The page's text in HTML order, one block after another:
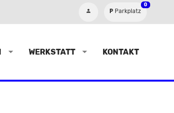
Parkplatz
0
WERKSTATT KONTAKT